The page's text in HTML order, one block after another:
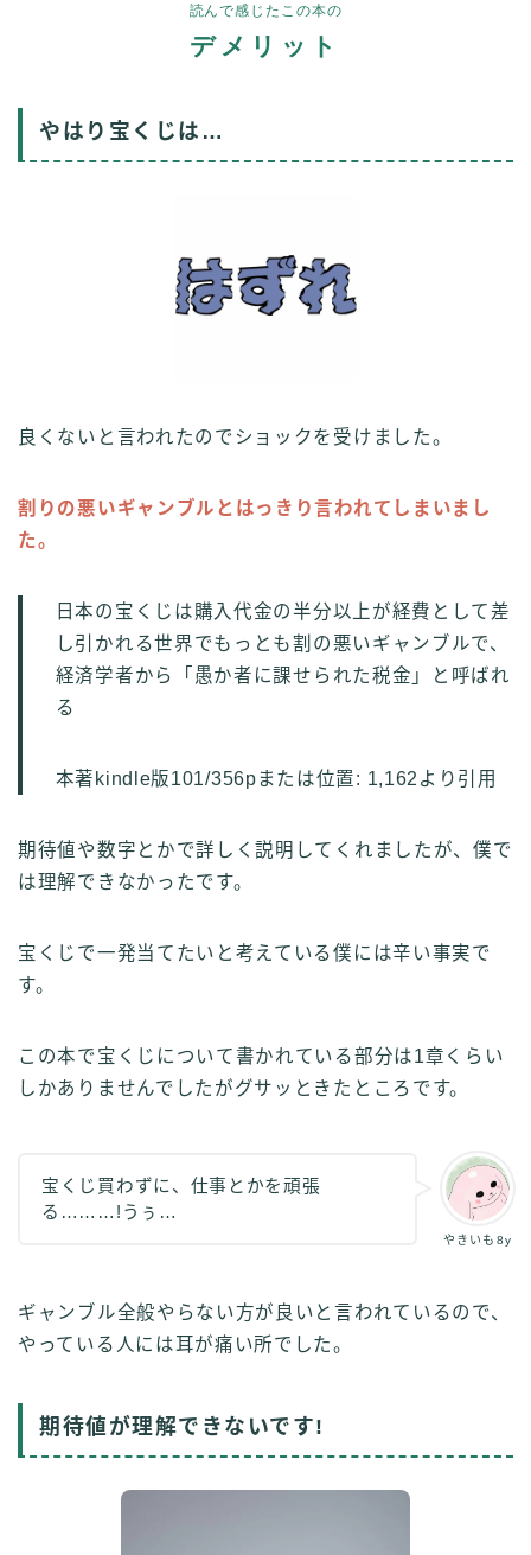
読んで感じたこの本の
デメリット
やはり宝くじは…
良くないと言われたのでショックを受けました。
割りの悪いギャンブルとはっきり言われてしまいまし
た。
日本の宝くじは購入代金の半分以上が経費として差
し引かれる世界でもっとも割の悪いギャンブルで、
経済学者から「愚か者に課せられた税金」と呼ばれ
る
本著kindle版101/356pまたは位置: 1,162より引用
期待値や数字とかで詳しく説明してくれましたが、僕で
は理解できなかったです。
宝くじで一発当てたいと考えている僕には辛い事実で
す。
この本で宝くじについて書かれている部分は1章くらい
しかありませんでしたがグサッときたところです。
やきいも8y
宝くじ買わずに、仕事とかを頑張
る………!うぅ…
ギャンブル全般やらない方が良いと言われているので、
やっている人には耳が痛い所でした。
期待値が理解できないです!